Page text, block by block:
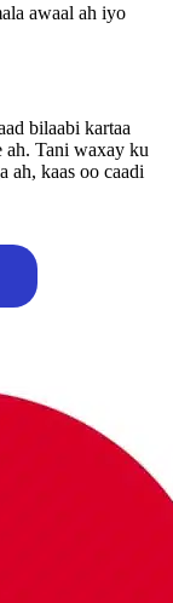
awaal ah iyo
bilaabi kartaa
ah. Tani waxay ku
ah, kaas oo caadi